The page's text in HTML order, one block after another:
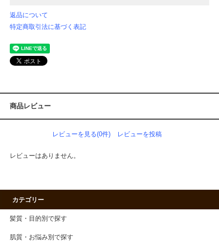
返品について
特定商取引法に基づく表記
商品レビュー
レビューを見る(0件) レビューを投稿
レビューはありません。
カテゴリー
髪質・目的別で探す
肌質・お悩み別で探す